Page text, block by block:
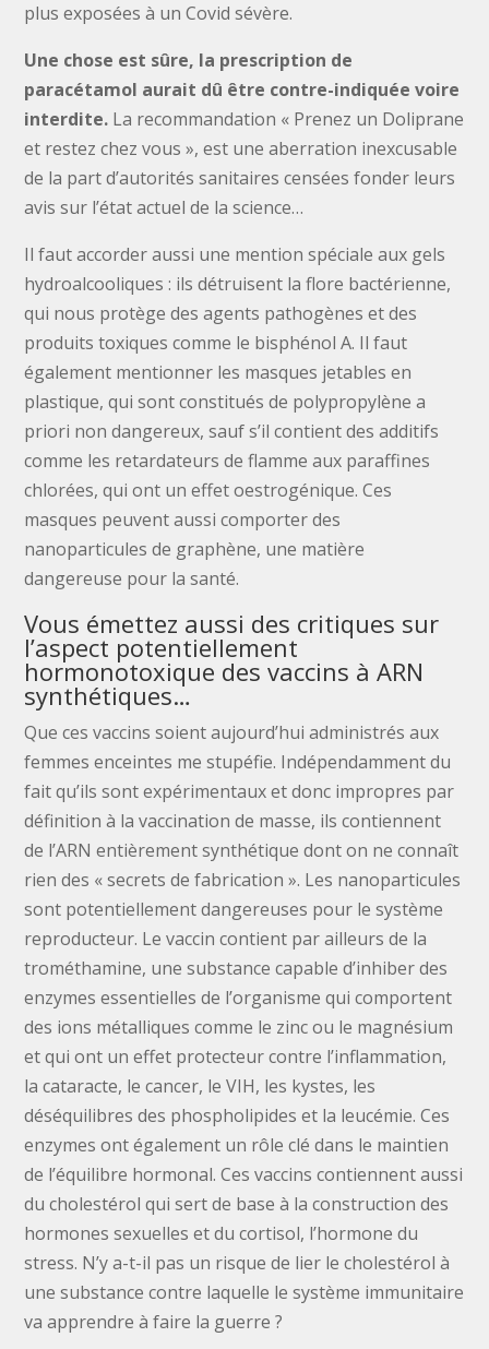
plus exposées à un Covid sévère.
Une chose est sûre, la prescription de
paracétamol aurait dû être contre-indiquée voire
interdite. La recommandation « Prenez un Doliprane
et restez chez vous », est une aberration inexcusable
de la part d’autorités sanitaires censées fonder leurs
avis sur l’état actuel de la science…
Il faut accorder aussi une mention spéciale aux gels
hydroalcooliques : ils détruisent la flore bactérienne,
qui nous protège des agents pathogènes et des
produits toxiques comme le bisphénol A. Il faut
également mentionner les masques jetables en
plastique, qui sont constitués de polypropylène a
priori non dangereux, sauf s’il contient des additifs
comme les retardateurs de flamme aux paraffines
chlorées, qui ont un effet oestrogénique. Ces
masques peuvent aussi comporter des
nanoparticules de graphène, une matière
dangereuse pour la santé.
Vous émettez aussi des critiques sur
l’aspect potentiellement
hormonotoxique des vaccins à ARN
synthétiques…
Que ces vaccins soient aujourd’hui administrés aux
femmes enceintes me stupéfie. Indépendamment du
fait qu’ils sont expérimentaux et donc impropres par
définition à la vaccination de masse, ils contiennent
de l’ARN entièrement synthétique dont on ne connaît
rien des « secrets de fabrication ». Les nanoparticules
sont potentiellement dangereuses pour le système
reproducteur. Le vaccin contient par ailleurs de la
trométhamine, une substance capable d’inhiber des
enzymes essentielles de l’organisme qui comportent
des ions métalliques comme le zinc ou le magnésium
et qui ont un effet protecteur contre l’inflammation,
la cataracte, le cancer, le VIH, les kystes, les
déséquilibres des phospholipides et la leucémie. Ces
enzymes ont également un rôle clé dans le maintien
de l’équilibre hormonal. Ces vaccins contiennent aussi
du cholestérol qui sert de base à la construction des
hormones sexuelles et du cortisol, l’hormone du
stress. N’y a-t-il pas un risque de lier le cholestérol à
une substance contre laquelle le système immunitaire
va apprendre à faire la guerre ?